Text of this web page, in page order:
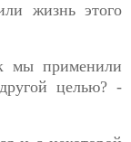
жизнь этого
мы применили
целью? -